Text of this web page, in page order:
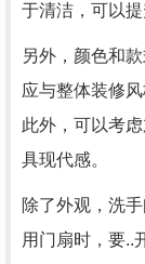
于清洁，可以提
另外，颜色和
应与整体装修
此外，可以考
具现代感。
除了外观，洗
用门扇时，要..